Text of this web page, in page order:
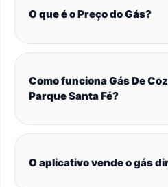
O que é o Preço do Gás?
Como funciona Gás De
Parque Santa Fé?
O aplicativo vende o gás